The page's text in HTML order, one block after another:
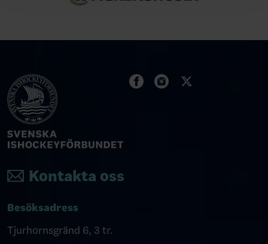
Kontakta oss
Besöksadress
Tjurhornsgränd 6, 3 tr.